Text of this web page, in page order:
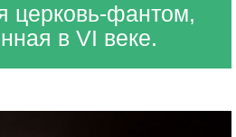
церковь-фантом,
в VI веке.